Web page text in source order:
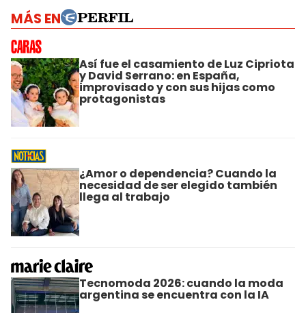
MÁS EN
Así fue el casamiento de Luz Cipriota
y David Serrano: en España,
improvisado y con sus hijas como
protagonistas
¿Amor o dependencia? Cuando la
necesidad de ser elegido también
llega al trabajo
Tecnomoda 2026: cuando la moda
argentina se encuentra con la IA